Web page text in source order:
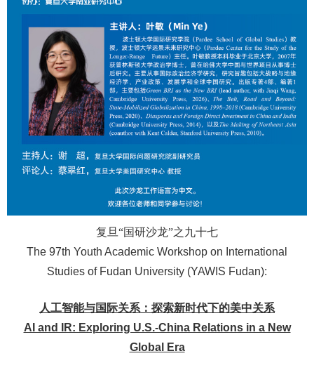
复旦“国研沙龙”之九十七
The 97th Youth Academic Workshop on International
Studies of Fudan University (YAWIS Fudan):
人工智能与国际关系：探索新时代下的美中关系
AI and IR: Exploring U.S.-China Relations in a New
Global Era